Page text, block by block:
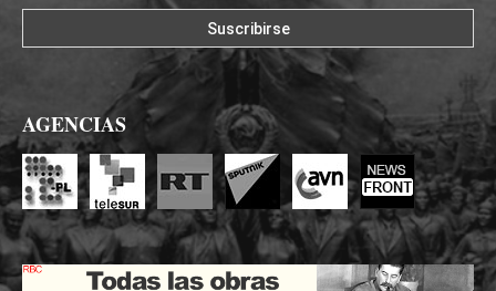
AGENCIAS